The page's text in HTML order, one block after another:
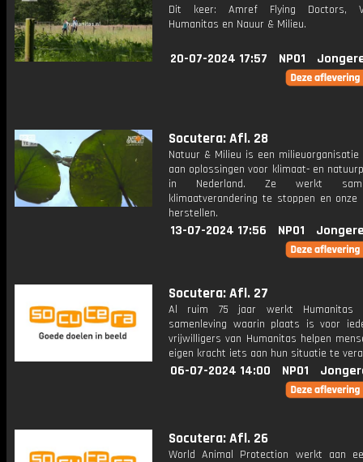
Dit keer: Amref Flying Doctors,
Humanitas en Nauur & Milieu.
20-07-2024 17:57 NPO1
Socutera: Afl. 28
Natuur & Milieu is een
aan oplossingen voor klimaat- en
in Nederland. Ze werkt
klimaatverandering te stoppen en
herstellen.
13-07-2024 17:56 NPO1
Socutera: Afl. 27
Al ruim 75 jaar werkt Humanitas
samenleving waarin plaats is voor
vrijwilligers van Humanitas helpen
eigen kracht iets aan hun situatie te
06-07-2024 14:00 NPO1
Socutera: Afl. 26
World Animal Protection werkt aan